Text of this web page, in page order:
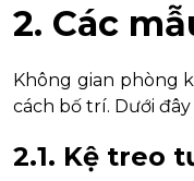
2. Các
Không gian phòng
cách bố trí. Dưới
2.1. Kệ treo